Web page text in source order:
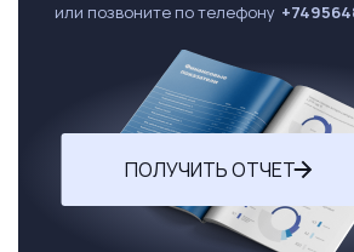
или позвоните по телефону
ПОЛУЧИТЬ ОТЧЕТ